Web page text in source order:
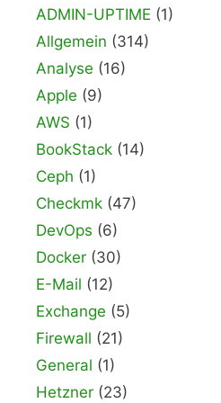
ADMIN-UPTIME (1)
Allgemein (314)
Analyse (16)
Apple (9)
AWS (1)
BookStack (14)
Ceph (1)
Checkmk (47)
DevOps (6)
Docker (30)
E-Mail (12)
Exchange (5)
Firewall (21)
General (1)
Hetzner (23)